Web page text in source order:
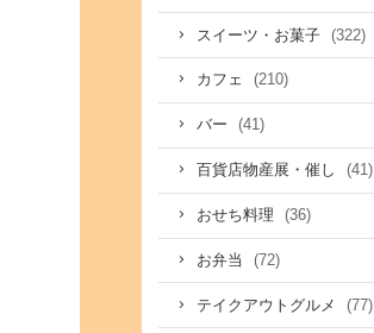
スイーツ・お菓子 (322)
カフェ (210)
バー (41)
百貨店物産展・催し (41)
おせち料理 (36)
お弁当 (72)
テイクアウトグルメ (77)